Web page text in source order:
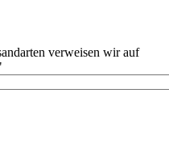
verweisen wir auf